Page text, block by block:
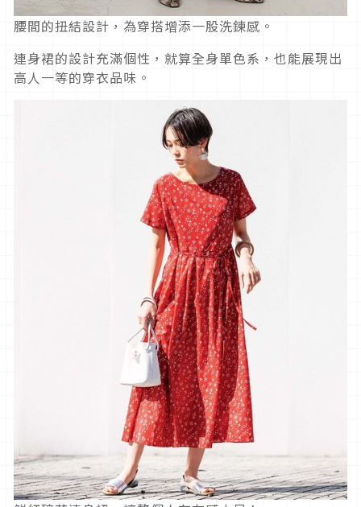
腰間的扭結設計，為穿搭增添一股洗鍊感。
連身裙的設計充滿個性，就算全身單色系，也能展現出
高人一等的穿衣品味。